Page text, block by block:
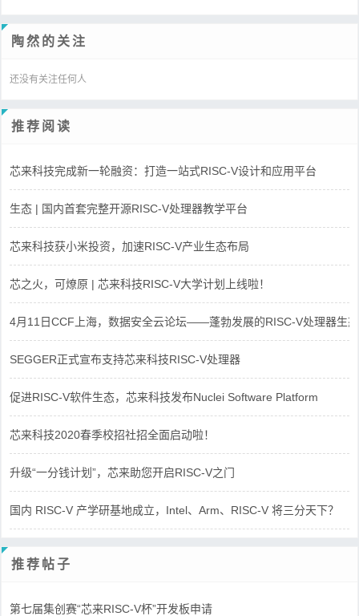
陶然的关注
还没有关注任何人
推荐阅读
芯来科技完成新一轮融资：打造一站式RISC-V设计和应用平台
生态 | 国内首套完整开源RISC-V处理器教学平台
芯来科技获小米投资，加速RISC-V产业生态布局
芯之火，可燎原 | 芯来科技RISC-V大学计划上线啦！
4月11日CCF上海，数据安全云论坛——蓬勃发展的RISC-V处理器生态
SEGGER正式宣布支持芯来科技RISC-V处理器
促进RISC-V软件生态，芯来科技发布Nuclei Software Platform
芯来科技2020春季校招社招全面启动啦！
升级“一分钱计划”，芯来助您开启RISC-V之门
国内 RISC-V 产学研基地成立，Intel、Arm、RISC-V 将三分天下？
推荐帖子
第七届集创赛“芯来RISC-V杯”开发板申请